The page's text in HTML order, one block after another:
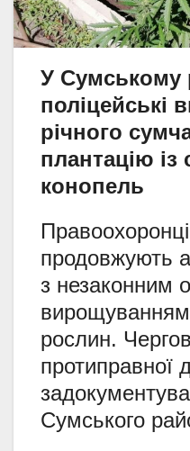
У Сумському
поліцейські
річного
плантацію із
конопель
продовжують
з незаконним
рослин.
протиправної
Сумського